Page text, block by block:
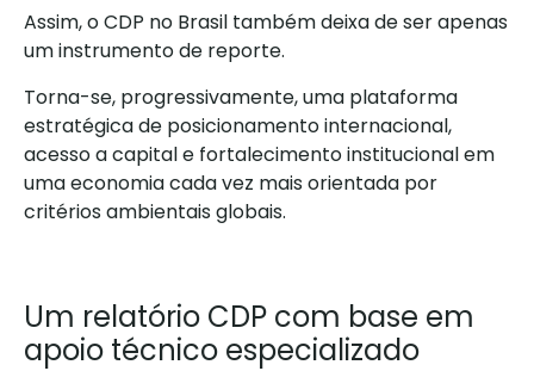
Assim, o CDP no Brasil também deixa de ser apenas
um instrumento de reporte.
Torna-se, progressivamente, uma plataforma
estratégica de posicionamento internacional,
acesso a capital e fortalecimento institucional em
uma economia cada vez mais orientada por
critérios ambientais globais.
Um relatório CDP com base em
apoio técnico especializado